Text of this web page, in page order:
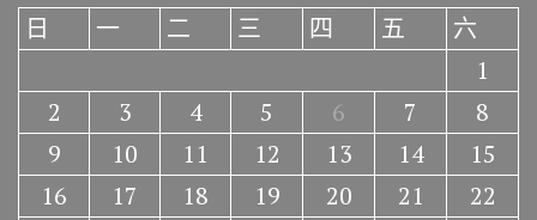
日
一 二 三 四 五
六
1
2
3 4 5 6 7
8
9
10 11 12 13 14
15
16
17 18 19 20 21
22